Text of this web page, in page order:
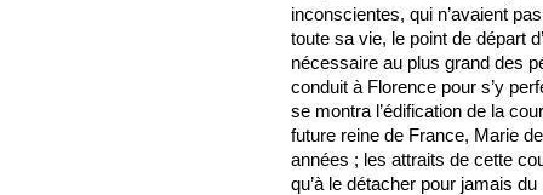
inconscientes, qui n’avaient
toute sa vie, le point de départ
nécessaire au plus grand des
conduit à Florence pour s’y
se montra l’édification de la
future reine de France, Marie
années ; les attraits de cette
qu’à le détacher pour jamais